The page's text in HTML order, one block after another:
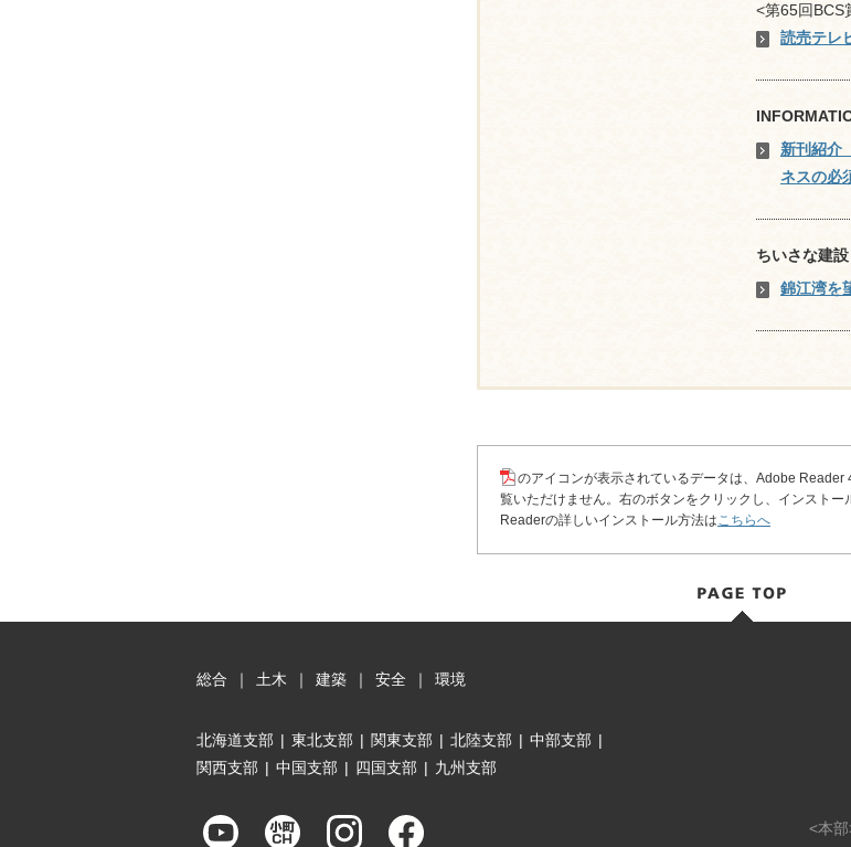
<第65回BCS
読売テレ
新刊紹介
ネスの必
ちいさな建設
錦江湾を
のアイコンが表示されているデータは、Adobe
覧いただけません。右のボタンをクリックし、インスト
Readerの詳しいインストール方法はこちらへ
総合 ｜ 土木 ｜ 建築 ｜ 安全 ｜ 環境
北海道支部 | 東北支部 | 関東支部 | 北陸支部 | 中部支部 |
関西支部 | 中国支部 | 四国支部 | 九州支部
<本